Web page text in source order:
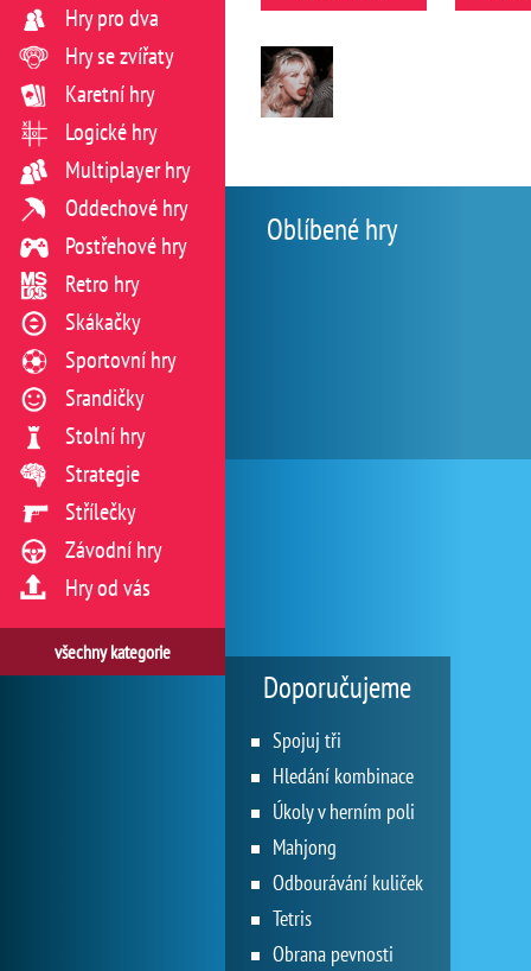
Oblíbené hry
Hry pro dva
Hry se zvířaty
Karetní hry
Logické hry
Multiplayer hry
Oddechové hry
Postřehové hry
Retro hry
Skákačky
Sportovní hry
Srandičky
Stolní hry
Strategie
Střílečky
Závodní hry
Hry od vás
všechny kategorie
Doporučujeme
Spojuj tři
Hledání kombinace
Úkoly v herním poli
Mahjong
Odbourávání kuliček
Tetris
Obrana pevnosti